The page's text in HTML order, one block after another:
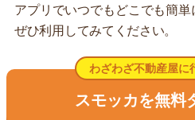
アプリでいつでもどこでも簡単
ぜひ利用してみてください。
わざわざ不動産屋に
スモッカを無料